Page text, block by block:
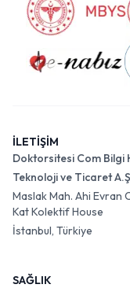
İLETİŞİM
Doktorsitesi Com Bilgi
Teknoloji ve Ticaret
Maslak Mah. Ahi Evran
Kat Kolektif House
İstanbul, Türkiye
SAĞLIK